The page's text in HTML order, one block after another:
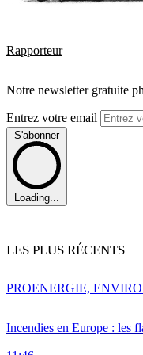
Rapporteur
Notre newsletter gratuite
Entrez votre email
S'abonner
Loading...
LES PLUS RÉCENTS
Incendies en Europe : les
PROENERGIE,